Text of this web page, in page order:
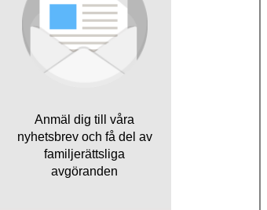
Anmäl dig till våra
nyhetsbrev och få del av
familjerättsliga
avgöranden